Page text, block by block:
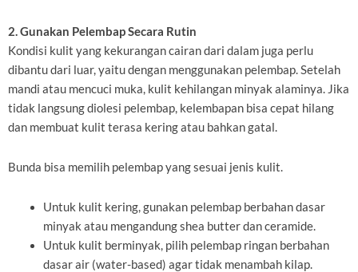
2. Gunakan Pelembap Secara Rutin
Kondisi kulit yang kekurangan cairan dari dalam juga perlu
dibantu dari luar, yaitu dengan menggunakan pelembap. Setelah
mandi atau mencuci muka, kulit kehilangan minyak alaminya. Jika
tidak langsung diolesi pelembap, kelembapan bisa cepat hilang
dan membuat kulit terasa kering atau bahkan gatal.
Bunda bisa memilih pelembap yang sesuai jenis kulit.
Untuk kulit kering, gunakan pelembap berbahan dasar
minyak atau mengandung shea butter dan ceramide.
Untuk kulit berminyak, pilih pelembap ringan berbahan
dasar air (water-based) agar tidak menambah kilap.